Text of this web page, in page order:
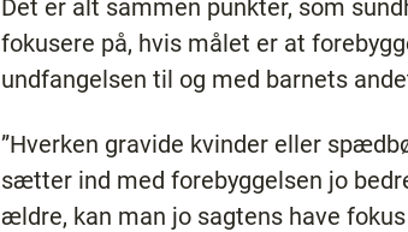
Det er alt sammen punkter, som
fokusere på, hvis målet er at
undfangelsen til og med barnets
”Hverken gravide kvinder eller
sætter ind med forebyggelsen jo
ældre, kan man jo sagtens have